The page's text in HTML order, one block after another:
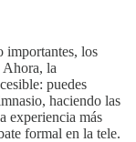
importantes, los
Ahora, la
puedes
haciendo las
experiencia más
formal en la tele.